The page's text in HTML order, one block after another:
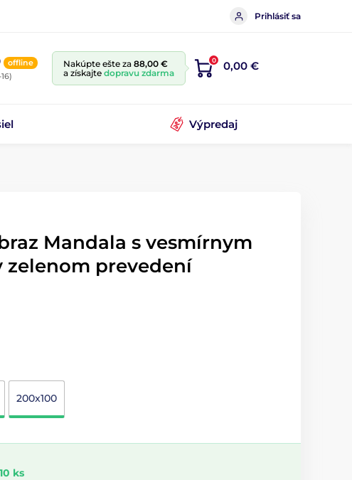
Prihlásiť sa
offline Nakúpte ešte za 88,00 €
a získajte dopravu zdarma
0 0,00 €
Výpredaj
Mandala s vesmírnym
zelenom prevedení
200x100
ks